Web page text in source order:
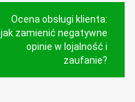
Ocena obsługi klienta:
jak zamienić negatywne
opinie w lojalność i
zaufanie?